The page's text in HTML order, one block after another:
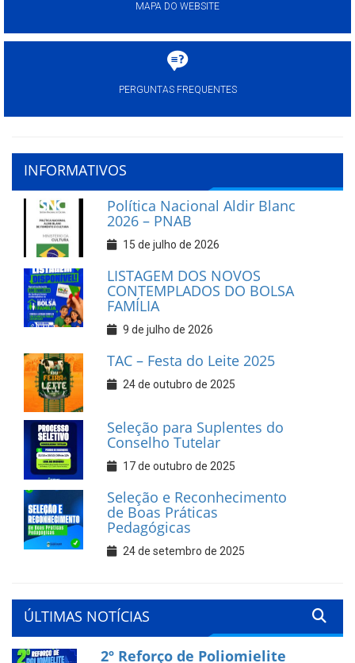
MAPA DO WEBSITE
PERGUNTAS FREQUENTES
INFORMATIVOS
Política Nacional Aldir Blanc
2026 – PNAB
15 de julho de 2026
LISTAGEM DOS NOVOS
CONTEMPLADOS DO BOLSA
FAMÍLIA
9 de julho de 2026
TAC – Festa do Leite 2025
24 de outubro de 2025
Seleção para Suplentes do
Conselho Tutelar
17 de outubro de 2025
Seleção e Reconhecimento
de Boas Práticas
Pedagógicas
24 de setembro de 2025
ÚLTIMAS NOTÍCIAS
2º Reforço de Poliomielite